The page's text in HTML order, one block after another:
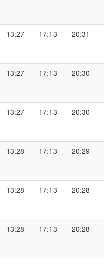
13:27 17:13 20:31
13:27 17:13 20:30
13:27 17:13 20:30
13:28 17:13 20:29
13:28 17:13 20:28
13:28 17:13 20:28